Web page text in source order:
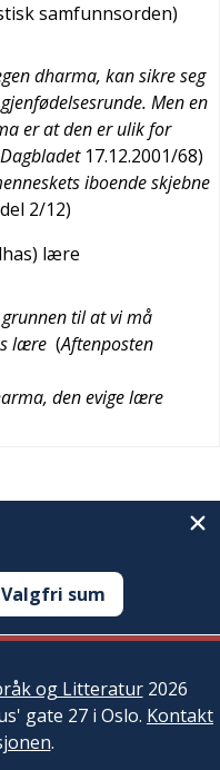
samfunnsorden)
dharma, kan sikre seg
Men en
er at den er ulik for
Dagbladet 17.12.2001/68)
iboende skjebne
2/12)
lære
til at vi må
lære (Aftenposten
den evige lære
Valgfri sum
og Litteratur2026
gate 27 i Oslo. Kontakt
.